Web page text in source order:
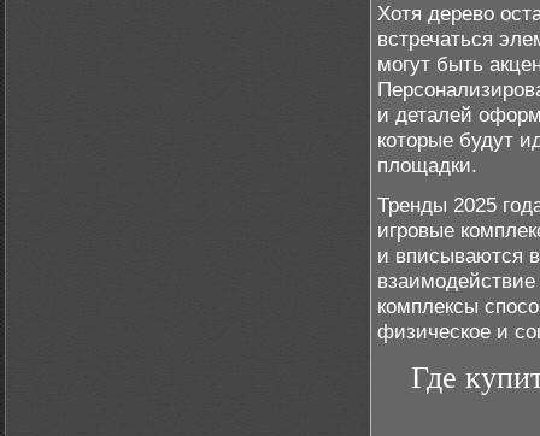
Хотя дерево
встречаться
могут быть
и деталей
которые будут
площадки.
Тренды 2025
игровые
и вписываются
комплексы
физическое и
Где